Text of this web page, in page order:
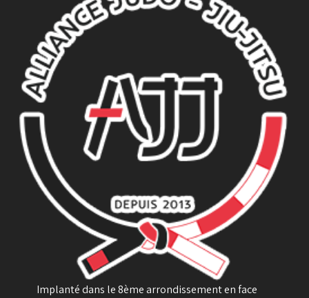
Implanté dans le 8ème arrondissement en face